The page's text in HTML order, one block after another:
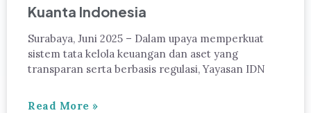
Kuanta Indonesia
Surabaya, Juni 2025 – Dalam upaya memperkuat
sistem tata kelola keuangan dan aset yang
transparan serta berbasis regulasi, Yayasan IDN
Read More »